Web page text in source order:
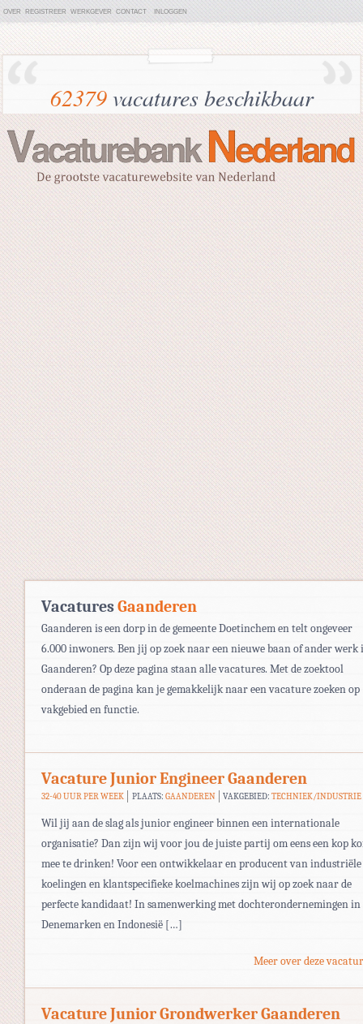
OVER REGISTREER WERKGEVER CONTACT INLOGGEN
62379vacatures beschikbaar
VacaturesGaanderen
Gaanderen is een dorp in de gemeente Doetinchem en telt ongeveer
6.000 inwoners. Ben jij op zoek naar een nieuwe baan of ander werk
Gaanderen? Op deze pagina staan alle vacatures. Met de zoektool
onderaan de pagina kan je gemakkelijk naar een vacature zoeken op
vakgebied en functie.
Vacature Junior Engineer Gaanderen
32-40 UUR PER WEEK PLAATS: GAANDEREN VAKGEBIED:TECHNIEK/INDUSTRIE
Wil jij aan de slag als junior engineer binnen een internationale
organisatie? Dan zijn wij voor jou de juiste partij om eens een kop
mee te drinken! Voor een ontwikkelaar en producent van industriële
koelingen en klantspecifieke koelmachines zijn wij op zoek naar de
perfecte kandidaat! In samenwerking met dochterondernemingen in
Denemarken en Indonesië […]
Meer over deze
Vacature Junior Grondwerker Gaanderen